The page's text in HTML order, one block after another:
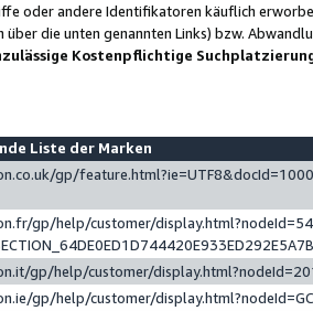
oder andere Identifikatoren käuflich
die unten genannten Links) bzw.
Kostenpflichtige
Liste der Marken
gp/
gp/help/customer/
gp/help/customer/
gp/help/customer/